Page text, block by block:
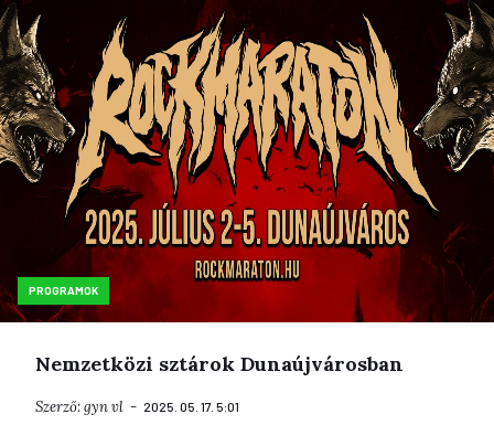
PROGRAMOK
Nemzetközi sztárok Dunaújvárosban
Szerző:gynvl 2025. 05. 17. 5:01